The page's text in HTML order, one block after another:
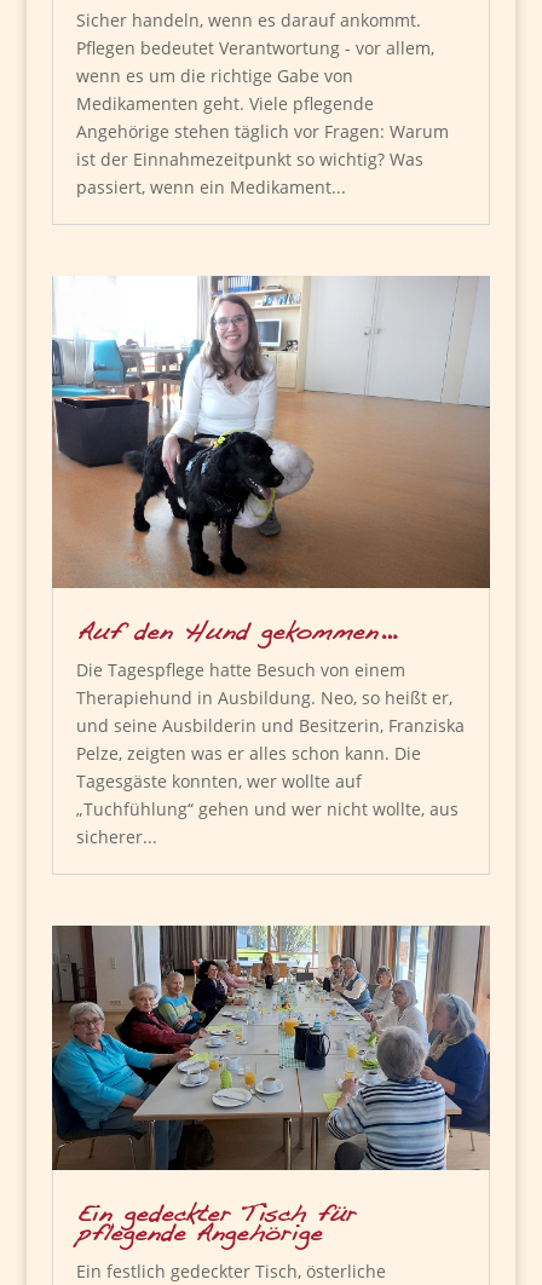
Sicher handeln, wenn es darauf ankommt.
Pflegen bedeutet Verantwortung - vor allem,
wenn es um die richtige Gabe von
Medikamenten geht. Viele pflegende
Angehörige stehen täglich vor Fragen: Warum
ist der Einnahmezeitpunkt so wichtig? Was
passiert, wenn ein Medikament...
Auf den Hund gekommen…
Die Tagespflege hatte Besuch von einem
Therapiehund in Ausbildung. Neo, so heißt er,
und seine Ausbilderin und Besitzerin, Franziska
Pelze, zeigten was er alles schon kann. Die
Tagesgäste konnten, wer wollte auf
„Tuchfühlung“ gehen und wer nicht wollte, aus
sicherer...
Ein gedeckter Tisch für
pflegende Angehörige
Ein festlich gedeckter Tisch, österliche